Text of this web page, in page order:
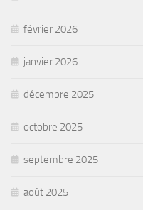
février 2026
janvier 2026
décembre 2025
octobre 2025
septembre 2025
août 2025